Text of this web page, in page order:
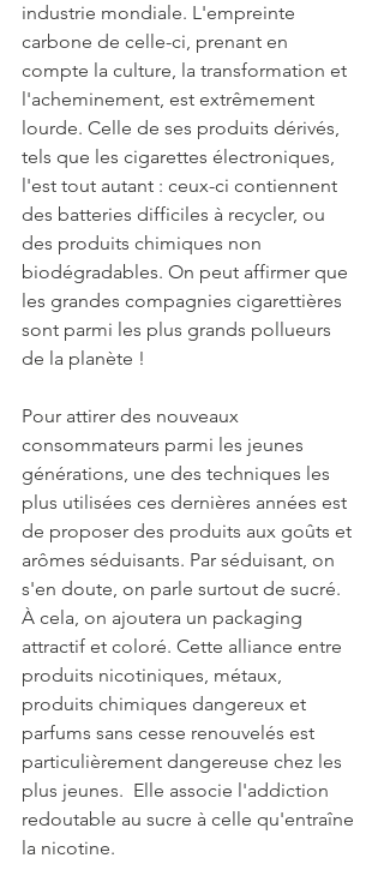
industrie mondiale. L'empreinte
carbone de celle-ci, prenant en
compte la culture, la transformation et
l'acheminement, est extrêmement
lourde. Celle de ses produits dérivés,
tels que les cigarettes électroniques,
l'est tout autant : ceux-ci contiennent
des batteries difficiles à recycler, ou
des produits chimiques non
biodégradables. On peut affirmer que
les grandes compagnies cigarettières
sont parmi les plus grands pollueurs
de la planète !
Pour attirer des nouveaux
consommateurs parmi les jeunes
générations, une des techniques les
plus utilisées ces dernières années est
de proposer des produits aux goûts et
arômes séduisants. Par séduisant, on
s'en doute, on parle surtout de sucré.
À cela, on ajoutera un packaging
attractif et coloré. Cette alliance entre
produits nicotiniques, métaux,
produits chimiques dangereux et
parfums sans cesse renouvelés est
particulièrement dangereuse chez les
plus jeunes. Elle associe l'addiction
redoutable au sucre à celle qu'entraîne
la nicotine.